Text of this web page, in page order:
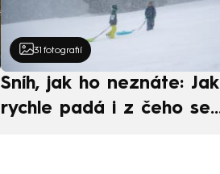
31 fotografií
Sníh, jak ho neznáte: Jak
rychle padá i z čeho se